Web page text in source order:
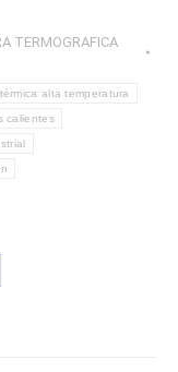
TERMOGRAFICA
alta temperatura
calientes